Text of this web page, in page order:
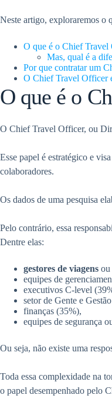
Neste artigo, exploraremos o
O que é o Chief
Mas, qual é a
Por que contratar um
O Chief Travel Officer
O que é o
O Chief Travel Officer, ou
Esse papel é estratégico e
colaboradores.
Os dados de uma pesquisa
Pelo contrário, essa
Dentre elas:
gestores de viagens ou
equipes de
executivos C-level
setor de Gente e
finanças (35%),
equipes de segurança
Ou seja, não existe uma
Toda essa complexidade na
o papel desempenhado pelo